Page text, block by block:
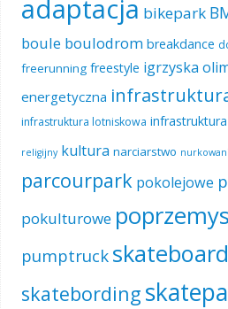
adaptacja bikepark
boule boulodrom breakdance
freerunning freestyle igrzyska
energetyczna
infrastruktura lotniskowa
religijny kultura narciarstwo
parcourpark pokolejowe
pokulturowe
pumptruck
skatebording